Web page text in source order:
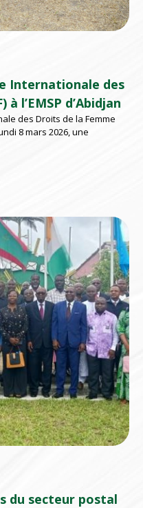
Internationale des
l’EMSP d’Abidjan
des Droits de la Femme
8 mars 2026, une
du secteur postal